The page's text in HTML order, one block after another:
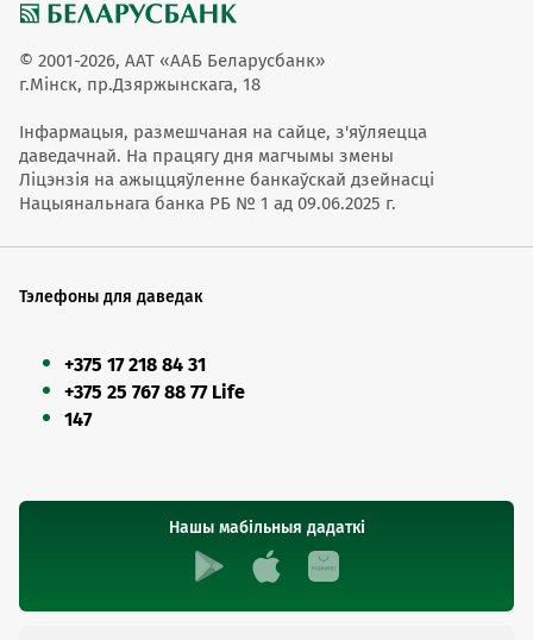
© 2001-2026, ААТ «ААБ Беларусбанк»
г.Мінск, пр.Дзяржынскага, 18
Інфармацыя, размешчаная на сайце, з'яўляецца
даведачнай. На працягу дня магчымы змены
Ліцэнзія на ажыццяўленне банкаўскай дзейнасці
Нацыянальнага банка РБ № 1 ад 09.06.2025 г.
Тэлефоны для даведак
+375 17 218 84 31
+375 25 767 88 77 Life
147
Нашы мабільныя дадаткі